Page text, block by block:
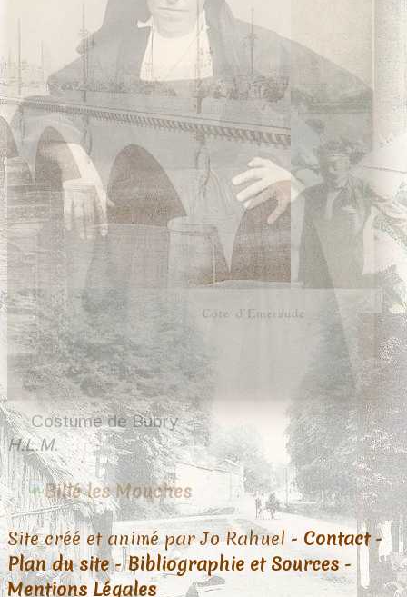
Costume de Bubry
H.L.M.
Site créé et animé par Jo Rahuel - Contact-
Plan du site-Bibliographie et Sources -
Mentions Légales